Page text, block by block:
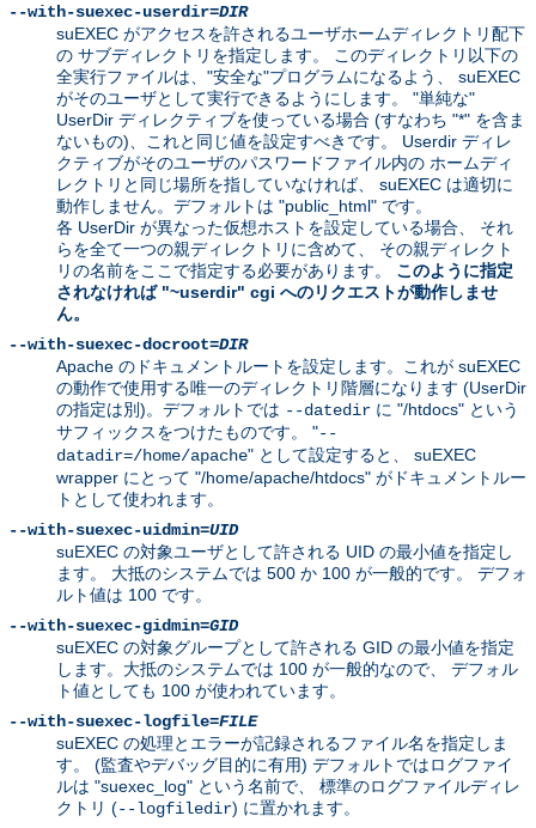
--with-suexec-userdir=DIR
suEXEC がアクセスを許されるユーザホームディレクトリ配下
の サブディレクトリを指定します。 このディレクトリ以下の
全実行ファイルは、"安全な"プログラムになるよう、 suEXEC
がそのユーザとして実行できるようにします。 "単純な"
UserDir ディレクティブを使っている場合 (すなわち "*" を含ま
ないもの)、これと同じ値を設定すべきです。 Userdir ディレ
クティブがそのユーザのパスワードファイル内の ホームディ
レクトリと同じ場所を指していなければ、 suEXEC は適切に
動作しません。デフォルトは "public_html" です。
各 UserDir が異なった仮想ホストを設定している場合、 それ
らを全て一つの親ディレクトリに含めて、 その親ディレクト
リの名前をここで指定する必要があります。 このように指定
されなければ "~userdir" cgi へのリクエストが動作しませ
ん。
--with-suexec-docroot=DIR
Apache のドキュメントルートを設定します。これが suEXEC
の動作で使用する唯一のディレクトリ階層になります (UserDir
の指定は別)。デフォルトでは --datedir に "/htdocs" という
サフィックスをつけたものです。 "--
datadir=/home/apache" として設定すると、 suEXEC
wrapper にとって "/home/apache/htdocs" がドキュメントルー
トとして使われます。
--with-suexec-uidmin=UID
suEXEC の対象ユーザとして許される UID の最小値を指定し
ます。 大抵のシステムでは 500 か 100 が一般的です。 デフォ
ルト値は 100 です。
--with-suexec-gidmin=GID
suEXEC の対象グループとして許される GID の最小値を指定
します。大抵のシステムでは 100 が一般的なので、 デフォル
ト値としても 100 が使われています。
--with-suexec-logfile=FILE
suEXEC の処理とエラーが記録されるファイル名を指定しま
す。 (監査やデバッグ目的に有用) デフォルトではログファイ
ルは "suexec_log" という名前で、 標準のログファイルディレ
クトリ (--logfiledir) に置かれます。